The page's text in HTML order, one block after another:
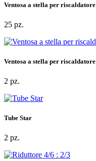
Ventosa a stella per riscaldatore
25 pz.
Ventosa a stella per riscaldatore
2 pz.
Tube Star
2 pz.